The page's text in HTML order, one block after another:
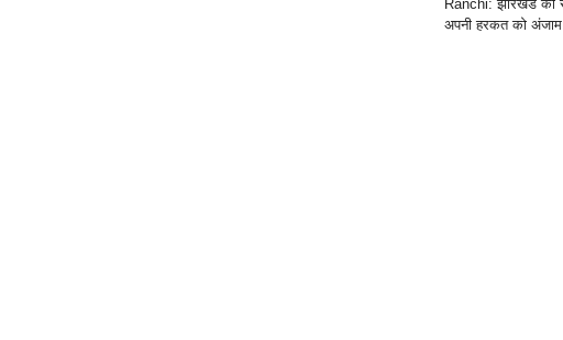
Ranchi: झारखंड की
अपनी हरकत को